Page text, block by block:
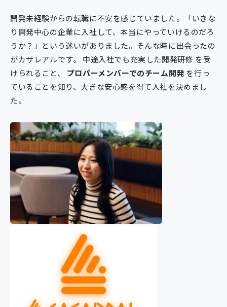
開発未経験からの転職に不安を感じていました。「いきな
り開発中心の企業に入社して、本当にやっていけるのだろ
うか？」という迷いがありました。そんな時に出会ったの
がカサレアルです。 中途入社でも充実した開発研修 を受
けられること、 プロパーメンバーでのチーム開発 を行っ
ていることを知り、大きな安心感を得て入社を決めまし
た。